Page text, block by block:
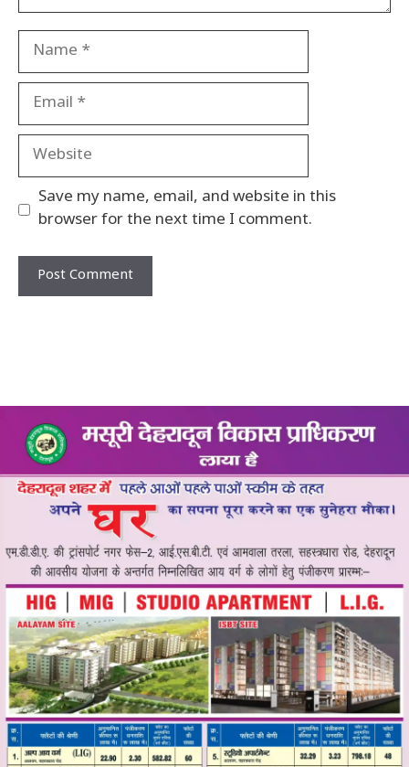
Name
Email
Website
Save my name, email, and website in this
browser for the next time I comment.